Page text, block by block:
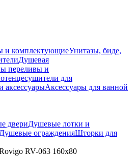
и комплектующиеУнитазы, биде,
Душевая
переливы и
для
аксессуарыАксессуары для ванной
двериДушевые лотки и
Душевые огражденияШторки для
RV-063 160x80